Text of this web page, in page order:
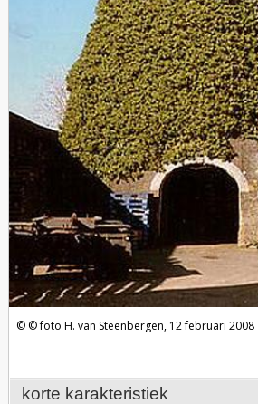
korte karakteristiek
foto H. van Steenbergen, 12 februari 2008